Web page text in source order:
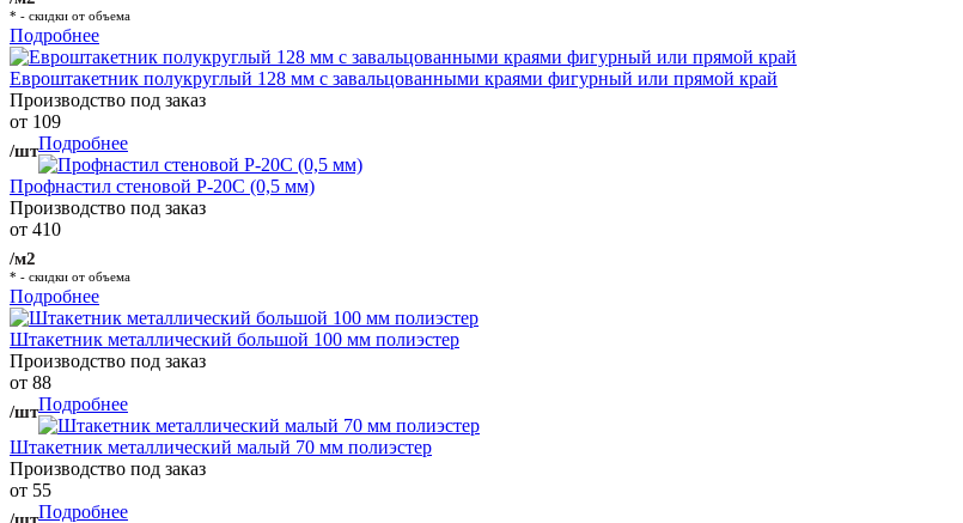
* - скидки от объема
Подробнее
Евроштакетник полукруглый 128 мм с завальцованными краями фигурный или прямой край
Производство под заказ
от 109
/штПодробнее
Профнастил стеновой Р-20С (0,5 мм)
Производство под заказ
от 410
/м2
* - скидки от объема
Подробнее
Штакетник металлический большой 100 мм полиэстер
Производство под заказ
от 88
/штПодробнее
Штакетник металлический малый 70 мм полиэстер
Производство под заказ
от 55
Подробнее